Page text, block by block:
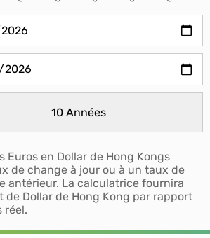
Euros en Dollar de Hong Kongs
de change à jour ou à un taux de
antérieur. La calculatrice fournira
de Dollar de Hong Kong par rapport
réel.